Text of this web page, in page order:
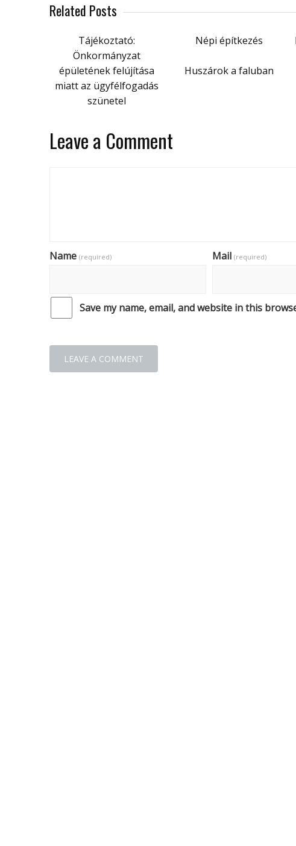
Related Posts
Tájékoztató:
Önkormányzat
épületének felújítása
miatt az ügyfélfogadás
szünetel
Népi építkezés
Huszárok a faluban
Leave a Comment
Name (required) Mail (required)
Save my name, email, and website in this